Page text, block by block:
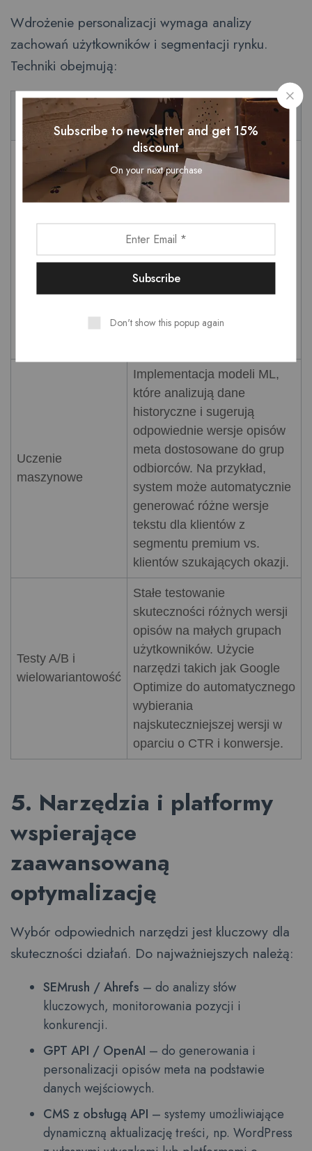
Wdrożenie personalizacji wymaga analizy
zachowań użytkowników i segmentacji rynku.
Techniki obejmują:
Technika
personalizacji
Opis i zastosowania
behawioralna
Wykorzystanie narzędzi
analitycznych (np. Google
Analytics, Hotjar) do
zachowań użytkowników. Na
najbardziej interesujące dla
Uczenie
maszynowe
Implementacja modeli ML,
które analizują dane
historyczne i sugerują
odpowiednie wersje opisów
meta dostosowane do grup
odbiorców. Na przykład,
system może automatycznie
generować różne wersje
tekstu dla klientów z
segmentu premium vs.
klientów szukających okazji.
Testy A/B i
wielowariantowość
Stałe testowanie
skuteczności różnych wersji
opisów na małych grupach
użytkowników. Użycie
narzędzi takich jak Google
Optimize do automatycznego
wybierania
najskuteczniejszej wersji w
oparciu o CTR i konwersje.
5. Narzędzia i platformy
wspierające
zaawansowaną
optymalizację
Wybór odpowiednich narzędzi jest kluczowy dla
skuteczności działań. Do najważniejszych należą:
SEMrush / Ahrefs – do analizy słów
kluczowych, monitorowania pozycji i
konkurencji.
GPT API / OpenAI – do generowania i
personalizacji opisów meta na podstawie
danych wejściowych.
CMS z obsługą API – systemy umożliwiające
dynamiczną aktualizację treści, np. WordPress
Subscribe to newsletter and get 15%
discount
On your next purchase
Don't show this popup again